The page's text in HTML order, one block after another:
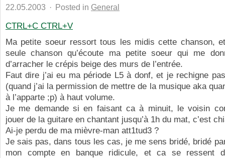
22.05.2003 · Posted in General
CTRL+C CTRL+V
Ma petite soeur ressort tous les midis cette chanson,
seule chanson qu’écoute ma petite soeur qui me
d’arracher le crépis beige des murs de l’entrée.
Faut dire j’ai eu ma période L5 à donf, et je rechigne
(quand j’ai la permission de mettre de la musique aka
à l’apparte ;p) à haut volume.
Je me demande si en faisant ca à minuit, le voisin
jouer de la guitare en chantant jusqu’à 1h du mat, c’est
Ai-je perdu de ma mièvre-man att1tud3 ?
Je sais pas, dans tous les cas, je me sens bridé, bridé
mon compte en banque ridicule, et ca se ressent